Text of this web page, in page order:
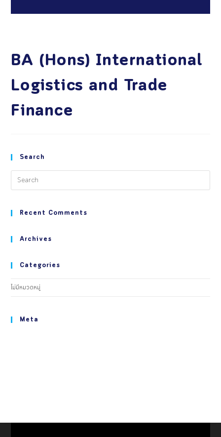
BA (Hons) International
Logistics and Trade
Finance
Search
Recent Comments
Archives
Categories
ไม่มีหมวดหมู่
Meta